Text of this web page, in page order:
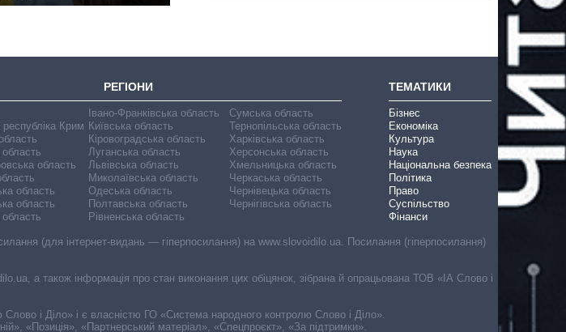
РЕГІОНИ
Крим
область
область
область
область
Івано-Франківська область
Київська область
Кіровоградська область
Луганська область
Львівська область
Миколаївська область
Одеська область
Полтавська область
Рівненська область
Сумська область
Тернопільська область
Харківська область
Херсонська область
Хмельницька область
Черкаська область
Чернівецька область
Чернігівська область
ТЕМАТИКИ
Бізнес
Економіка
Культура
Наука
Національна безпека
Політика
Право
Суспільство
Фінанси
(для інтернет-видань — гіперпосилання) на www.slovoidilo.ua. Посилання (гіперпосилання)
а також інформація про стан виконання цих обіцянок, зібрана й опрацьована ТОВ «ІА Слово і
і Діло» і є власністю ГО «Система народного контролю Слово і Діло».
«Позиція», «Партнерський матеріал», «Спецпроєкт», «За підтримки».